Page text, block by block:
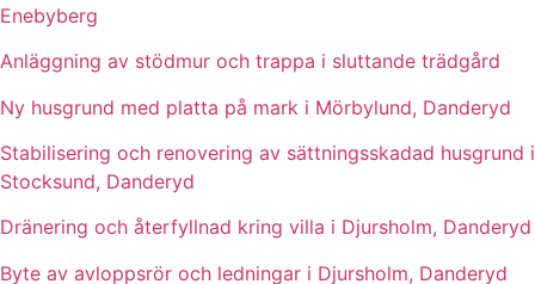
Enebyberg
Anläggning av stödmur och trappa i sluttande trädgård
Ny husgrund med platta på mark i Mörbylund, Danderyd
Stabilisering och renovering av sättningsskadad husgrund i
Stocksund, Danderyd
Dränering och återfyllnad kring villa i Djursholm, Danderyd
Byte av avloppsrör och ledningar i Djursholm, Danderyd